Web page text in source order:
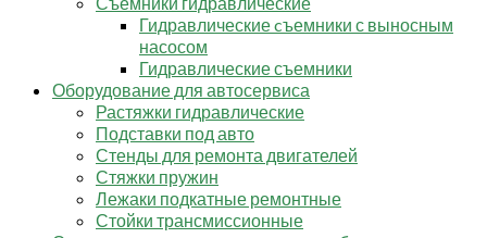
Гидравлические cъемники с выносным
насосом
Гидравлические съемники
Оборудование для автосервиса
Растяжки гидравлические
Подставки под авто
Стенды для ремонта двигателей
Стяжки пружин
Лежаки подкатные ремонтные
Стойки трансмиссионные